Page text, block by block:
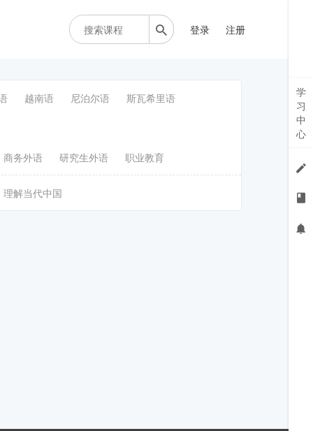
登录 注册
越南语 尼泊尔语
斯瓦希里语
商务外语 研究生外语 职业教育
理解当代中国
学
习
中
心